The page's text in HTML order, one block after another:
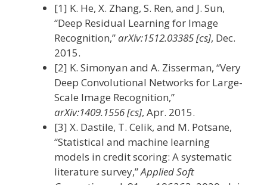
[1] K. He, X. Zhang, S. Ren, and J. Sun,
“Deep Residual Learning for Image
Recognition,”arXiv:1512.03385 [cs], Dec.
2015.
[2] K. Simonyan and A. Zisserman, “Very
Deep Convolutional Networks for Large-
Scale Image Recognition,”
arXiv:1409.1556 [cs], Apr. 2015.
[3] X. Dastile, T. Celik, and M. Potsane,
“Statistical and machine learning
models in credit scoring: A systematic
literature survey,”Applied Soft